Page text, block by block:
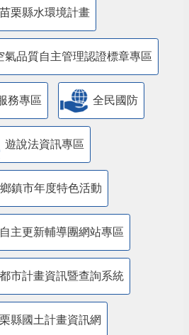
苗栗縣水環境計畫
氣品質自主管理認證標章專區
務專區 全民國防
遊說法資訊專區
鎮市年度特色活動
主更新輔導團網站專區
市計畫資訊暨查詢系統
縣國土計畫資訊網